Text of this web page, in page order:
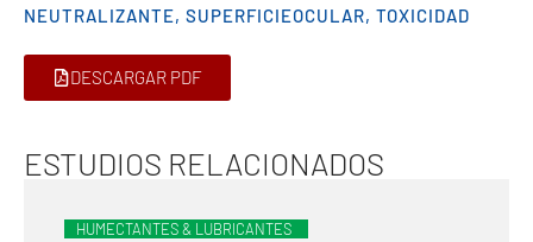
NEUTRALIZANTE, SUPERFICIEOCULAR, TOXICIDAD
DESCARGAR PDF
ESTUDIOS RELACIONADOS
HUMECTANTES & LUBRICANTES